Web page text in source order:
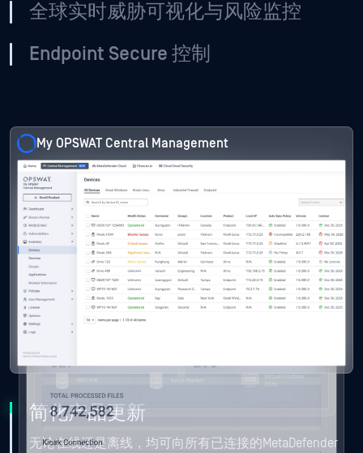
全球实时威胁可视化与风险监控
Endpoint Secure 控制
简化产品更新
无论在线还是离线，均可向所有已连接的MetaDefender
My OPSWAT Central Management
My OPSWAT Central Management
My OPSWAT Central Management
My OPSWAT Central Management